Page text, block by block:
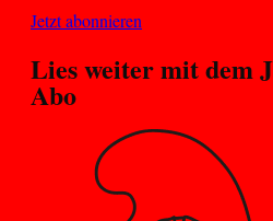
Jetzt abonnieren
Lies weiter mit dem
Abo